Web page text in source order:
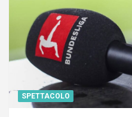
SPETTACOLO